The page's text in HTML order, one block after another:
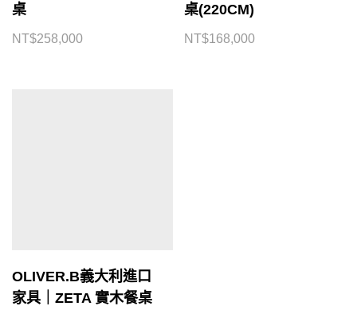
桌
NT$258,000
桌(220CM)
NT$168,000
OLIVER.B義大利進口
家具｜ZETA 實木餐桌